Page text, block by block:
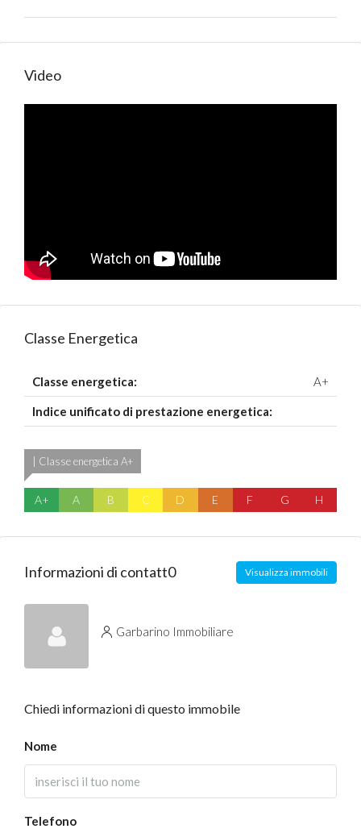
Video
Classe Energetica
Classe energetica: A+
Indice unificato di prestazione energetica:
| Classe energetica A+
A+ A B C D E F G H
Informazioni di contatt0 Visualizza immobili
Garbarino Immobiliare
Chiedi informazioni di questo immobile
Nome
Telefono